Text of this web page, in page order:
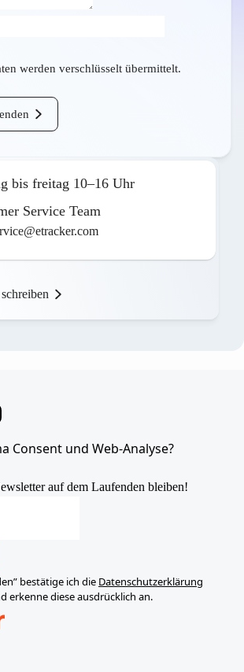
werden verschlüsselt übermittelt.
bis freitag 10–16 Uhr
Service Team
Consent und Web-Analyse?
auf dem Laufenden bleiben!
bestätige ich die Datenschutzerklärung
erkenne diese ausdrücklich an.